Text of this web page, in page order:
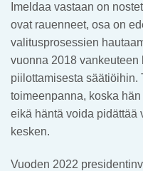
Imeldaa vastaan on
ovat rauenneet, osa on
valitusprosessien
vuonna 2018
piilottamisesta säätiöihin.
toimeenpanna, koska
eikä häntä voida pidättää
kesken.
Vuoden 2022